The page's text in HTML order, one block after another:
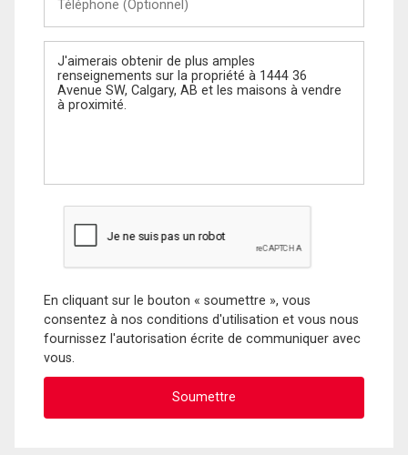
(Optionnel)
Message
En cliquant sur le bouton « soumettre », vous
consentez à nos conditions d'utilisation et vous nous
fournissez l'autorisation écrite de communiquer avec
vous.